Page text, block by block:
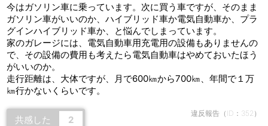
今はガソリン車に乗っています。次に買う車ですが、そのまま
ガソリン車がいいのか、ハイブリッド車か電気自動車か、プラ
グインハイブリッド車か、と悩んでしまっています。
家のガレージには、電気自動車用充電用の設備もありませんの
で、その設備の費用も考えたら電気自動車はやめておいたほう
がいいのか。
走行距離は、大体ですが、月で600㎞から700㎞、年間で１万
㎞行かないくらいです。
共感した 2
違反報告（ID：352）